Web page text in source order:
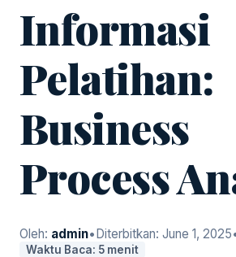
Informasi
Pelatihan:
Business
Process
Oleh: admin•Diterbitkan: June 1, 2025
Waktu Baca: 5 menit